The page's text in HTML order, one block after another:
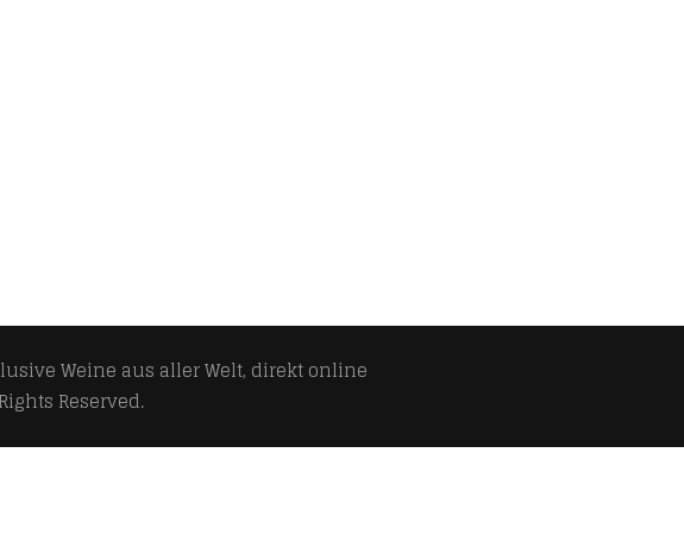
Weine aus aller Welt, direkt online
Reserved.